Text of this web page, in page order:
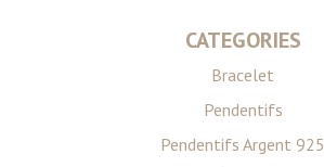
CATEGORIES
Bracelet
Pendentifs
Pendentifs Argent 925